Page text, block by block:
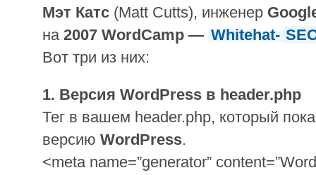
Мэт Катс (Matt Cutts), инженер
на 2007 WordCamp — Whitehat-
Вот три из них:
1. Версия WordPress в header.php
Тег в вашем header.php, который
версию WordPress.
<meta name=”generator”